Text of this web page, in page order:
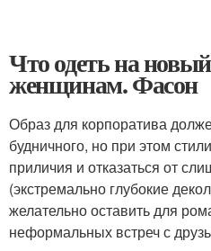
Что одеть на
женщинам. Фасон
Образ для корпоратива
будничного, но при этом
приличия и отказаться от
(экстремально глубокие
желательно оставить для
неформальных встреч с